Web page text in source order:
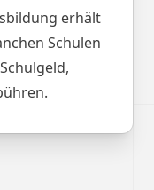
erhält
Schulen